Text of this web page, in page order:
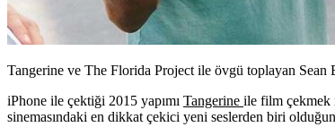
Tangerine ve The Florida Project ile övgü toplayan Sean
iPhone ile çektiği 2015 yapımı Tangerine ile film çekmek
sinemasındaki en dikkat çekici yeni seslerden biri